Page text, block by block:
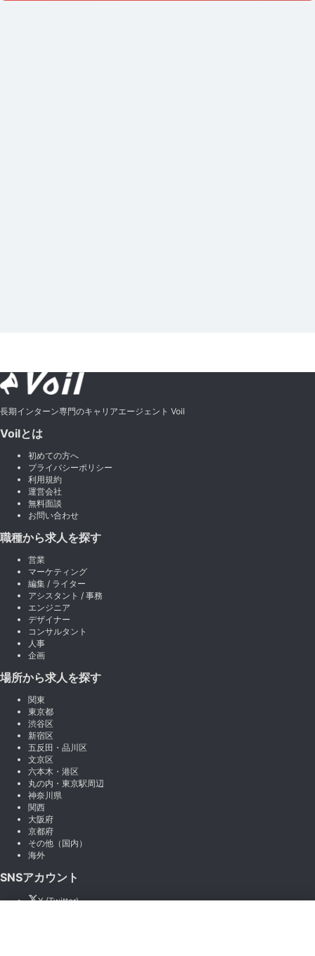
長期インターン専門のキャリアエージェント Voil
Voilとは
初めての方へ
プライバシーポリシー
利用規約
運営会社
無料面談
お問い合わせ
職種から求人を探す
営業
マーケティング
編集 / ライター
アシスタント / 事務
エンジニア
デザイナー
コンサルタント
人事
企画
場所から求人を探す
関東
東京都
渋谷区
新宿区
五反田・品川区
文京区
六本木・港区
丸の内・東京駅周辺
神奈川県
関西
大阪府
京都府
その他（国内）
海外
SNSアカウント
X (Twitter)